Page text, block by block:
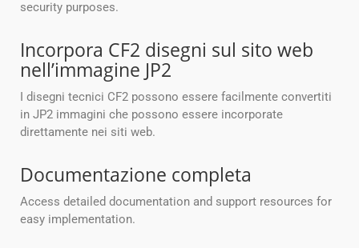
security purposes.
Incorpora CF2 disegni sul sito web
nell’immagine JP2
I disegni tecnici CF2 possono essere facilmente convertiti
in JP2 immagini che possono essere incorporate
direttamente nei siti web.
Documentazione completa
Access detailed documentation and support resources for
easy implementation.